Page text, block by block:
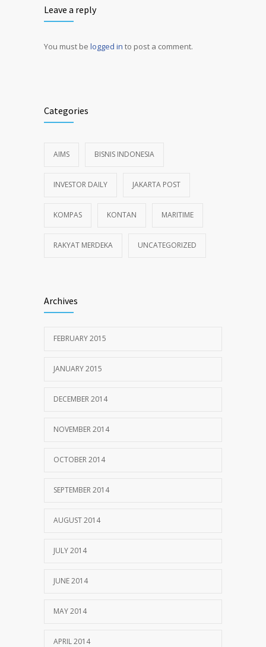
Leave a reply
You must be logged in to post a comment.
Categories
AIMS BISNIS INDONESIA
INVESTOR DAILY JAKARTA POST
KOMPAS KONTAN MARITIME
RAKYAT MERDEKA UNCATEGORIZED
Archives
FEBRUARY 2015
JANUARY 2015
DECEMBER 2014
NOVEMBER 2014
OCTOBER 2014
SEPTEMBER 2014
AUGUST 2014
JULY 2014
JUNE 2014
MAY 2014
APRIL 2014